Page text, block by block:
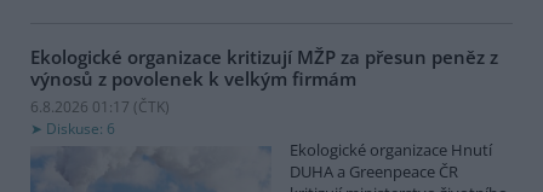
Ekologické organizace kritizují MŽP za přesun peněz z
výnosů z povolenek k velkým firmám
6.8.2026 01:17 (ČTK)
Diskuse: 6
Ekologické organizace Hnutí
DUHA a Greenpeace ČR